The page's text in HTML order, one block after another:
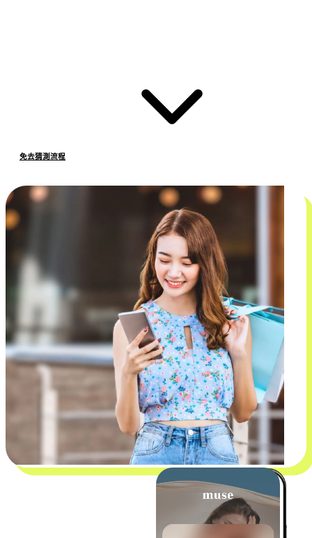
免去猜測流程